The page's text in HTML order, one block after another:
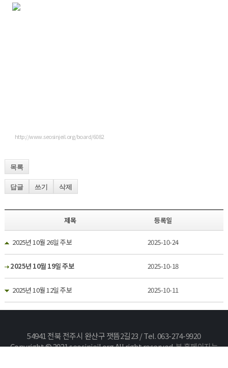
http://www.seosinjeil.org/board/6082
목록
답글 쓰기 삭제
제목 등록일
2025년 10월 26일 주보 2025-10-24
2025년 10월 19일 주보 2025-10-18
2025년 10월 12일 주보 2025-10-11
54941 전북 전주시 완산구 잿뜸2길23 / Tel. 063-274-9920
Copyright © 2021 seosinjeil.org All right reserved.본 홈페이지는